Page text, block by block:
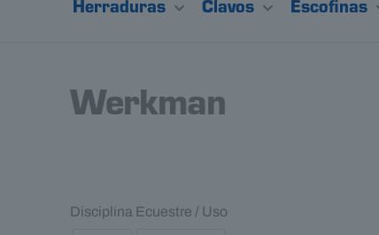
Herraduras Clavos Escofinas
Werkman
Disciplina Ecuestre / Uso